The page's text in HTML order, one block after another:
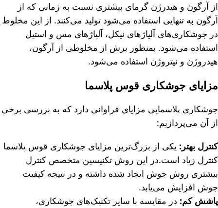
از آرگون و هیدرژن گرمای بیشتری نسبت به زمانی که از
آرگون به تنهایی استفاده می‌شود تولید می‌کنند. از این مخلوط
در جوشکاری‌های آلیاژهای نیکل، آلیاژهای مس و استیل
استفاده می‌شود. بمنظور برش از مخلوطی از آرگون،
هیدروژن و نیتروژن استفاده می‌شود.
مزایای جوشکاری قوس پلاسما
جوشکاری پلاسمایی مزایای فراوانی دارد که به بررسی برخی
از آن می‌پردازیم:
کنترل بهتر: یکی از بزرگ‌ترین مزایای جوشکاری قوس پلاسما
کنترل زیاد است.در این روش تکنیسین متخصص کنترل
بیشتری روش جوش ایجاد شده داشته و در نتیجه کیفیت
جوش افزایش می‌یابد.
پاشش کم: در مقایسه با سایر تکنیک‌های جوشکاری،